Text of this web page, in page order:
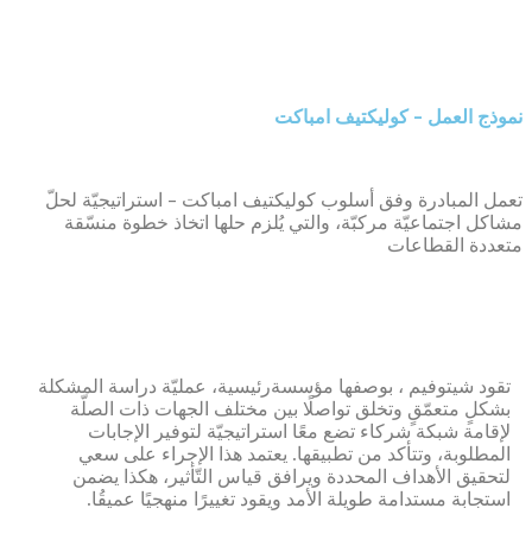
نموذج العمل – كوليكتيف امباكت
تعمل المبادرة وفق أسلوب كوليكتيف امباكت – استراتيجيّة لحلّ
مشاكل اجتماعيّة مركبّة، والتي يُلزم حلها اتخاذ خطوة منسّقة
متعددة القطاعات
تقود شيتوفيم ، بوصفها مؤسسةرئيسية، عمليّة دراسة المشكلة
بشكلٍ متعمّقٍ وتخلق تواصلًا بين مختلف الجهات ذات الصلّة
لإقامة شبكة شركاء تضع معًا استراتيجيّة لتوفير الإجابات
المطلوبة، وتتأكد من تطبيقها. يعتمد هذا الإجراء على سعي
لتحقيق الأهداف المحددة ويرافق قياس التّأثير، هكذا يضمن
استجابة مستدامة طويلة الأمد ويقود تغييرًا منهجيًا عميقُا.